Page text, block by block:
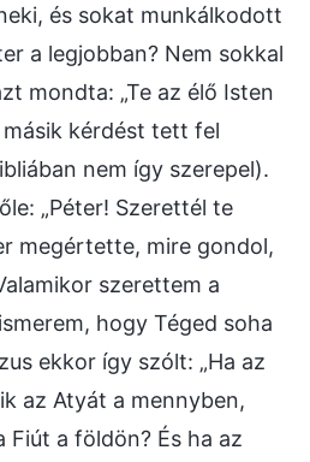
és sokat munkálkodott
a legjobban? Nem sokkal
mondta: „Te az élő Isten
másik kérdést tett fel
nem így szerepel).
„Péter! Szerettél te
megértette, mire gondol,
szerettem a
hogy Téged soha
ekkor így szólt: „Ha az
az Atyát a mennyben,
a földön? És ha az